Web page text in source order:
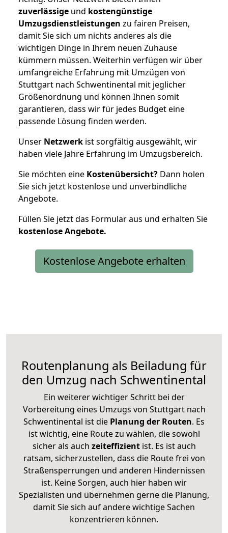
zuverlässige und kostengünstige
Umzugsdienstleistungen zu fairen Preisen,
damit Sie sich um nichts anderes als die
wichtigen Dinge in Ihrem neuen Zuhause
kümmern müssen. Weiterhin verfügen wir über
umfangreiche Erfahrung mit Umzügen von
Stuttgart nach Schwentinental mit jeglicher
Größenordnung und können Ihnen somit
garantieren, dass wir für jedes Budget eine
passende Lösung finden werden.
Unser Netzwerk ist sorgfältig ausgewählt, wir
haben viele Jahre Erfahrung im Umzugsbereich.
Sie möchten eine Kostenübersicht? Dann holen
Sie sich jetzt kostenlose und unverbindliche
Angebote.
Füllen Sie jetzt das Formular aus und erhalten Sie
kostenloseAngebote.
Kostenlose Angebote erhalten
Routenplanung als Beiladung für
den Umzug nach Schwentinental
Ein weiterer wichtiger Schritt bei der
Vorbereitung eines Umzugs von Stuttgart nach
Schwentinental ist die Planung der Routen. Es
ist wichtig, eine Route zu wählen, die sowohl
sicher als auch zeiteffizientist. Es ist auch
ratsam, sicherzustellen, dass die Route frei von
Straßensperrungen und anderen Hindernissen
ist. Keine Sorgen, auch hier haben wir
Spezialisten und übernehmen gerne die Planung,
damit Sie sich auf andere wichtige Sachen
konzentrieren können.